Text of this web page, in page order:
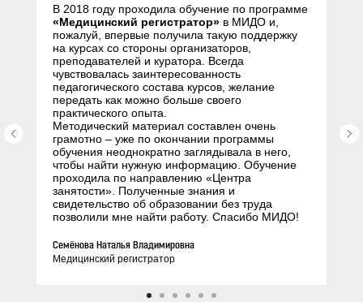
В 2018 году проходила обучение по программе
«Медицинский регистратор» в МИДО и,
пожалуй, впервые получила такую поддержку
на курсах со стороны организаторов,
преподавателей и куратора. Всегда
чувствовалась заинтересованность
педагогического состава курсов, желание
передать как можно больше своего
практического опыта.
Методический материал составлен очень
грамотно – уже по окончании программы
обучения неоднократно заглядывала в него,
чтобы найти нужную информацию. Обучение
проходила по направлению «Центра
занятости». Полученные знания и
свидетельство об образовании без труда
позволили мне найти работу. Спасибо МИДО!
Семёнова Наталья Владимировна
Медицинский регистратор